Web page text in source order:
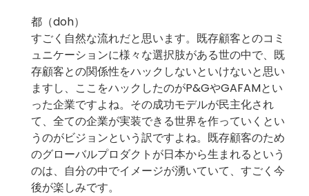
都（doh）
すごく自然な流れだと思います。既存顧客とのコミ
ュニケーションに様々な選択肢がある世の中で、既
存顧客との関係性をハックしないといけないと思い
ますし、ここをハックしたのがP&GやGAFAMとい
った企業ですよね。その成功モデルが民主化され
て、全ての企業が実装できる世界を作っていくとい
うのがビジョンという訳ですよね。既存顧客のため
のグローバルプロダクトが日本から生まれるという
のは、自分の中でイメージが湧いていて、すごく今
後が楽しみです。